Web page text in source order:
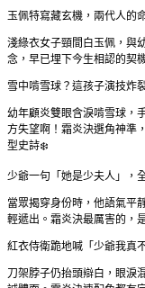
玉佩特寫藏玄機，兩代人的
淺綠衣女子頸間白玉佩，與
念，早已埋下今生相認的契
雪中啃雪球？這孩子演技炸
幼年顧炎雙眼含淚啃雪球
方失望啊！霜炎決選角神準
型史詩❄️
少爺一句「她是少夫人」，
當眾揭穿身份時，他語氣平
輕遞出。霜炎決最厲害的，
紅衣侍衛跪地喊「少爺我真
刀架脖子仍抬頭辯白，眼